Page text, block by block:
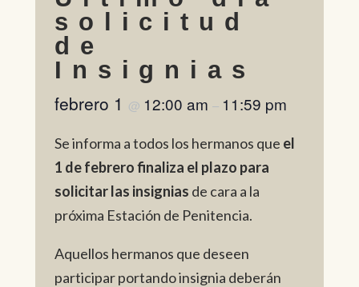
solicitud
de
Insignias
febrero 1 @ 12:00 am – 11:59 pm
Se informa a todos los hermanos que el
1 de febrero finaliza el plazo para
solicitar las insignias de cara a la
próxima Estación de Penitencia.
Aquellos hermanos que deseen
participar portando insignia deberán